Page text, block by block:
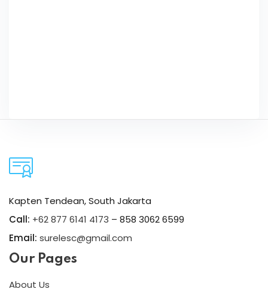
Kapten Tendean, South Jakarta
Call: +62 877 6141 4173 – 858 3062 6599
Email: surelesc@gmail.com
Our Pages
About Us